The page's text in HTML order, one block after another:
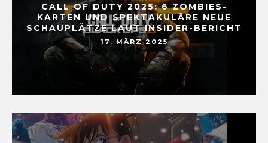
CALL OF DUTY 2025: 6 ZOMBIES-
KARTEN UND SPEKTAKULÄRE NEUE
SCHAUPLÄTZE LAUT INSIDER-BERICHT
17. MÄRZ 2025